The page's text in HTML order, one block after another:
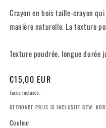
Crayon en bois taille-crayon
manière naturelle. La texture
Texture poudrée, longue durée
Prix
habituel
€15,00 EUR
Taxes incluses.
GETOONDE PRIJS IS INCLUSIEF BTW.
Couleur